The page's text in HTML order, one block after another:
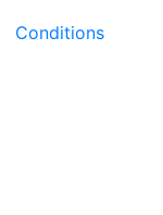
Conditions